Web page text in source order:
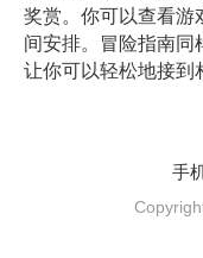
奖赏。你可以查看游
间安排。冒险指南同
让你可以轻松地接到
手